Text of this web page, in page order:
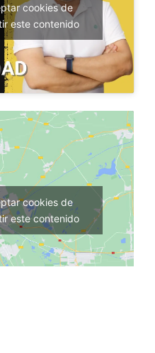
cookies de
este contenido
cookies de
este contenido